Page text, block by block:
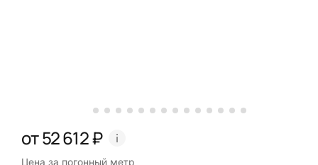
от 52 612 ₽
Цена за погонный метр